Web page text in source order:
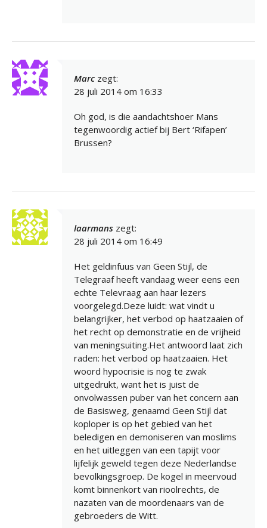
Marc zegt:
28 juli 2014 om 16:33
Oh god, is die aandachtshoer Mans
tegenwoordig actief bij Bert ‘Rifapen’
Brussen?
laarmans zegt:
28 juli 2014 om 16:49
Het geldinfuus van Geen Stijl, de
Telegraaf heeft vandaag weer eens een
echte Televraag aan haar lezers
voorgelegd.Deze luidt: wat vindt u
belangrijker, het verbod op haatzaaien of
het recht op demonstratie en de vrijheid
van meningsuiting.Het antwoord laat zich
raden: het verbod op haatzaaien. Het
woord hypocrisie is nog te zwak
uitgedrukt, want het is juist de
onvolwassen puber van het concern aan
de Basisweg, genaamd Geen Stijl dat
koploper is op het gebied van het
beledigen en demoniseren van moslims
en het uitleggen van een tapijt voor
lijfelijk geweld tegen deze Nederlandse
bevolkingsgroep. De kogel in meervoud
komt binnenkort van rioolrechts, de
nazaten van de moordenaars van de
gebroeders de Witt.